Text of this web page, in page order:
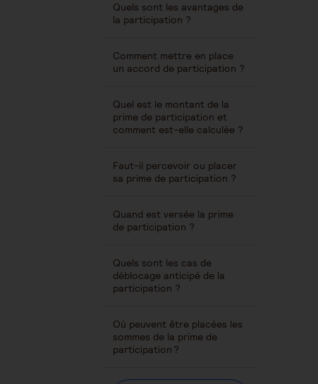
Quels sont les avantages de
la participation ?
Comment mettre en place
un accord de participation ?
Quel est le montant de la
prime de participation et
comment est-elle calculée ?
Faut-il percevoir ou placer
sa prime de participation ?
Quand est versée la prime
de participation ?
Quels sont les cas de
déblocage anticipé de la
participation ?
Où peuvent être placées les
sommes de la prime de
participation ?